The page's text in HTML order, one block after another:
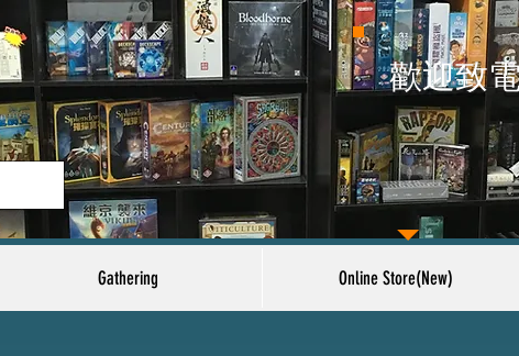
歡迎致
Gathering Online Store(New)